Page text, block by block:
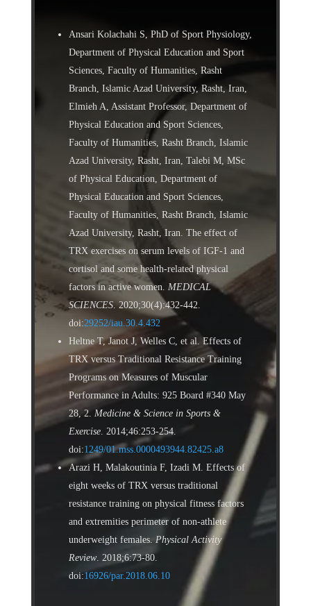
Ansari Kolachahi S, PhD of Sport Physiology,
Department of Physical Education and Sport
Sciences, Faculty of Humanities, Rasht
Branch, Islamic Azad University, Rasht, Iran,
Elmieh A, Assistant Professor, Department of
Physical Education and Sport Sciences,
Faculty of Humanities, Rasht Branch, Islamic
Azad University, Rasht, Iran, Talebi M, MSc
of Physical Education, Department of
Physical Education and Sport Sciences,
Faculty of Humanities, Rasht Branch, Islamic
Azad University, Rasht, Iran. The effect of
TRX exercises on serum levels of IGF-1 and
cortisol and some health-related physical
factors in active women. MEDICAL
SCIENCES. 2020;30(4):432-442.
doi:29252/iau.30.4.432
Heltne T, Janot J, Welles C, et al. Effects of
TRX versus Traditional Resistance Training
Programs on Measures of Muscular
Performance in Adults: 925 Board #340 May
28, 2. Medicine & Science in Sports &
Exercise. 2014;46:253-254.
doi:1249/01.mss.0000493944.82425.a8
Arazi H, Malakoutinia F, Izadi M. Effects of
eight weeks of TRX versus traditional
resistance training on physical fitness factors
and extremities perimeter of non-athlete
underweight females. Physical Activity
Review. 2018;6:73-80.
doi:16926/par.2018.06.10